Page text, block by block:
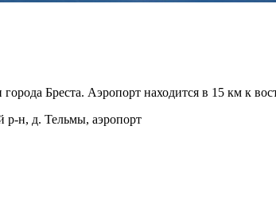
Бреста. Аэропорт находится в 15 км к
р-н, д. Тельмы, аэропорт